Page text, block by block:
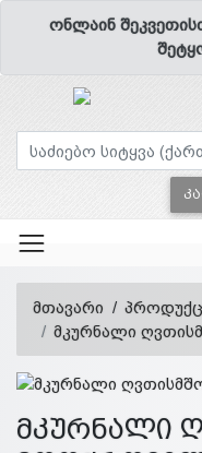
ონლაინ
მთავარი
მკურნალი
მკურნალი